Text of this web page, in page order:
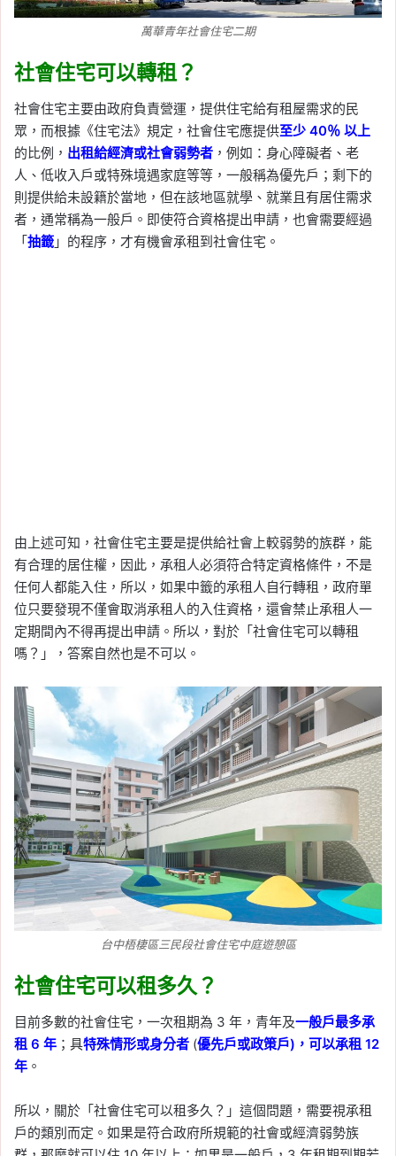
萬華青年社會住宅二期
社會住宅可以轉租？
社會住宅主要由政府負責營運，提供住宅給有租屋需求的民
眾，而根據《住宅法》規定，社會住宅應提供至少 40％ 以上
的比例， 出租給經濟或社會弱勢者 ，例如：身心障礙者、老
人、低收入戶或特殊境遇家庭等等，一般稱為優先戶；剩下的
則提供給未設籍於當地，但在該地區就學、就業且有居住需求
者，通常稱為一般戶。即使符合資格提出申請，也會需要經過
「抽籤 」的程序，才有機會承租到社會住宅。
由上述可知，社會住宅主要是提供給社會上較弱勢的族群，能
有合理的居住權，因此，承租人必須符合特定資格條件，不是
任何人都能入住，所以，如果中籤的承租人自行轉租，政府單
位只要發現不僅會取消承租人的入住資格，還會禁止承租人一
定期間內不得再提出申請。所以，對於「社會住宅可以轉租
嗎？」，答案自然也是不可以。
台中梧棲區三民段社會住宅中庭遊憩區
社會住宅可以租多久？
目前多數的社會住宅，一次租期為 3 年，青年及一般戶最多承
租 6 年 ；具特殊情形或身分者 (優先戶或政策戶)，可以承租 12
年 。
所以，關於「社會住宅可以租多久？」這個問題，需要視承租
戶的類別而定。如果是符合政府所規範的社會或經濟弱勢族